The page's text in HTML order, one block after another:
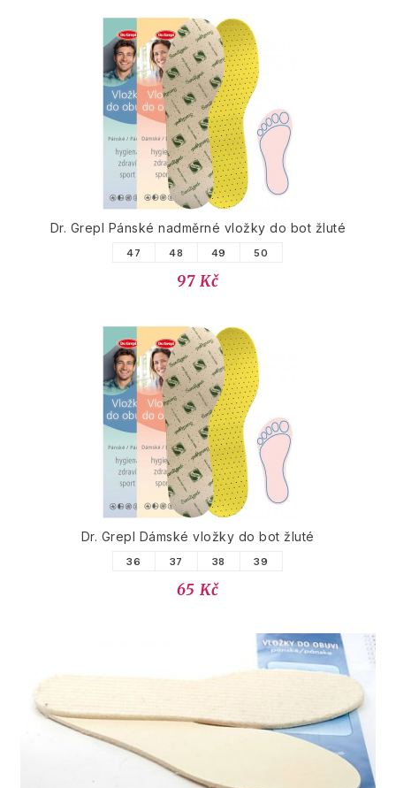
Dr. Grepl Pánské nadměrné vložky do bot žluté
47 48 49 50
97 Kč
Dr. Grepl Dámské vložky do bot žluté
36 37 38 39
65 Kč